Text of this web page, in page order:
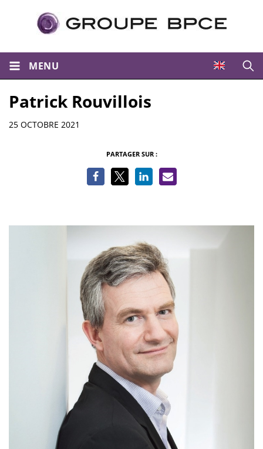
MENU
Patrick Rouvillois
Informations
25 OCTOBRE 2021
PARTAGER SUR :